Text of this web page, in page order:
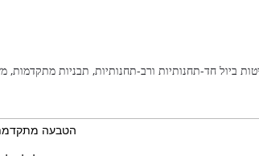
ביול חד-תחנותיות ורב-תחנותיות, תבניות
הטבעה מתקדמת